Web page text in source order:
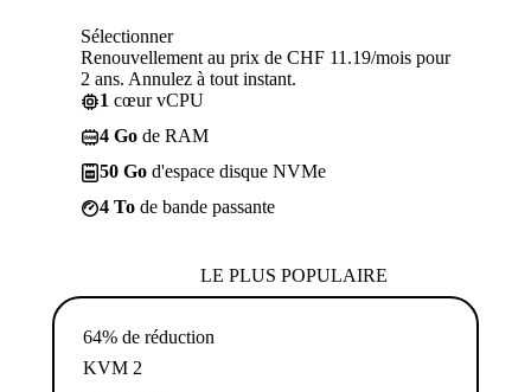
Sélectionner
Renouvellement au prix de CHF 11.19/mois pour
2 ans. Annulez à tout instant.
1 cœur vCPU
4 Go de RAM
50 Go d'espace disque NVMe
4 To de bande passante
LE PLUS POPULAIRE
64% de réduction
KVM 2